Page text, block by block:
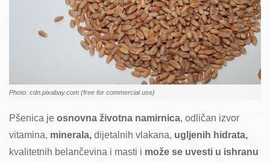
Photo: cdn.pixabay.com (free for commercial use)
Pšenica je osnovna životna namirnica, odličan izvor
vitamina, minerala, dijetalnih vlakana, ugljenih hidrata,
kvalitetnih belančevina i masti i može se uvesti u ishranu